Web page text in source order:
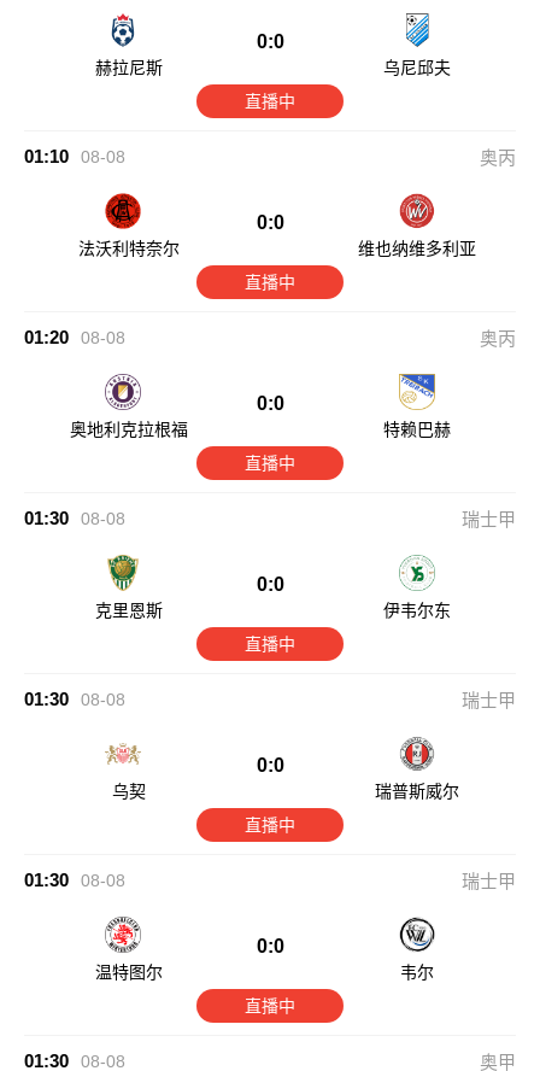
赫拉尼斯
0:0
乌尼邱夫
直播中
01:10 08-08 奥丙
法沃利特奈尔
0:0
维也纳维多利亚
直播中
01:20 08-08 奥丙
奥地利克拉根福
0:0
特赖巴赫
直播中
01:30 08-08 瑞士甲
克里恩斯
0:0
伊韦尔东
直播中
01:30 08-08 瑞士甲
乌契
0:0
瑞普斯威尔
直播中
01:30 08-08 瑞士甲
温特图尔
0:0
韦尔
直播中
01:30 08-08 奥甲